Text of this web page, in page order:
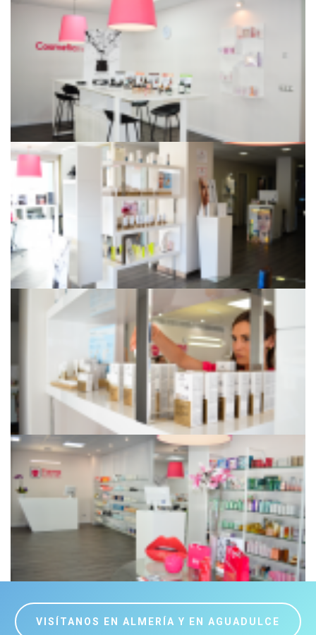
VISÍTANOS EN ALMERÍA Y EN AGUADULCE